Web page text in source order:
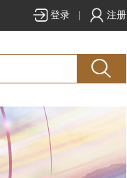
登录 注册